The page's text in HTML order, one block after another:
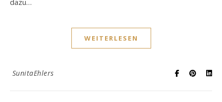
dazu…
WEITERLESEN
SunitaEhlers